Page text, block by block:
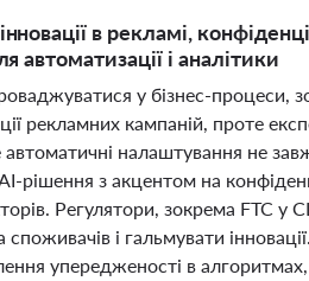
в рекламі,
автоматизації і аналітики
у бізнес-процеси,
рекламних кампаній, проте
автоматичні налаштування не
рішення з акцентом на
Регулятори, зокрема
і гальмувати
упередженості в